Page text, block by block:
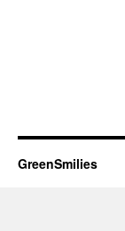
GreenSmilies